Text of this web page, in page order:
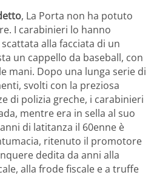
, La Porta non ha potuto
I carabinieri lo hanno
alla facciata di un
un cappello da baseball, con
mani. Dopo una lunga serie di
svolti con la preziosa
di polizia greche, i carabinieri
mentre era in sella al suo
di latitanza il 60enne è
ritenuto il promotore
dedita da anni alla
alla frode fiscale e a truffe